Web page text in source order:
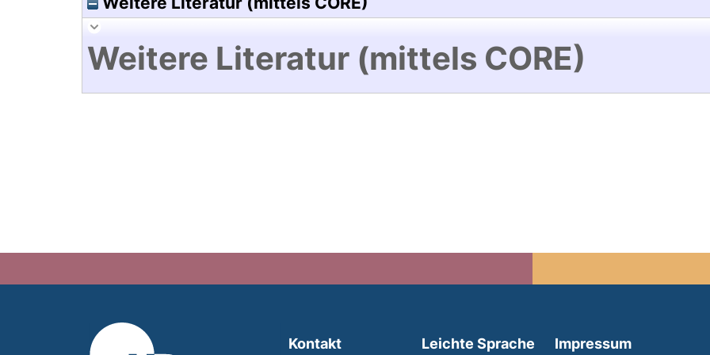
Weitere Literatur (mittels CORE)
Kontakt Leichte Sprache (external link, opens in a
Impressum